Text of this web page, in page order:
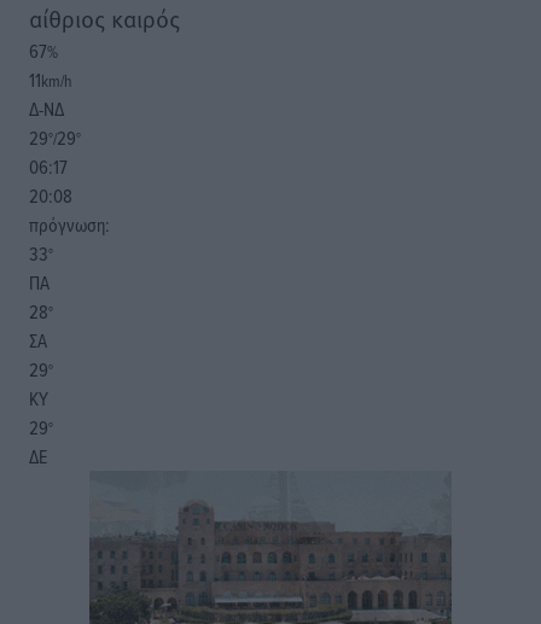
αίθριος καιρός
67%
11km/h
Δ-ΝΔ
29°/29°
06:17
20:08
πρόγνωση:
33°
ΠΑ
28°
ΣΑ
29°
ΚΥ
29°
ΔΕ